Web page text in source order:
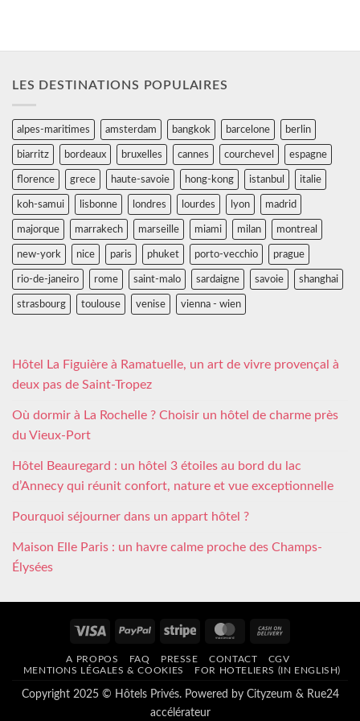
LES DESTINATIONS POPULAIRES
alpes-maritimes amsterdam bangkok barcelone berlin
biarritz bordeaux bruxelles cannes courchevel espagne
florence grece haute-savoie hong-kong istanbul italie
koh-samui lisbonne londres lourdes lyon madrid
majorque marrakech marseille miami milan montreal
new-york nice paris phuket porto-vecchio prague
rio-de-janeiro rome saint-malo sardaigne savoie shanghai
strasbourg toulouse venise vienna - wien
Hôtel La Figuière à Ramatuelle, un art de vivre provençal à
deux pas de Saint-Tropez
Où dormir à La Rochelle ? Choisir un hôtel de charme près
du Vieux-Port
Hôtel Beauregard : un hôtel 3 étoiles au bord du lac
d’Annecy qui réunit confort, nature et vue exceptionnelle
Pourquoi séjourner dans un appart hôtel ?
Maison Elle Paris : un havre calme proche des Champs-
Élysées
Visa PayPal Stripe MasterCard
Delivery
A PROPOS FAQ PRESSE CONTACT
CGV
MENTIONS LÉGALES & COOKIES
FOR HOTELIERS (IN ENGLISH)
Copyright 2025 © Hôtels Privés. Powered by Cityzeum & Rue24
accélérateur